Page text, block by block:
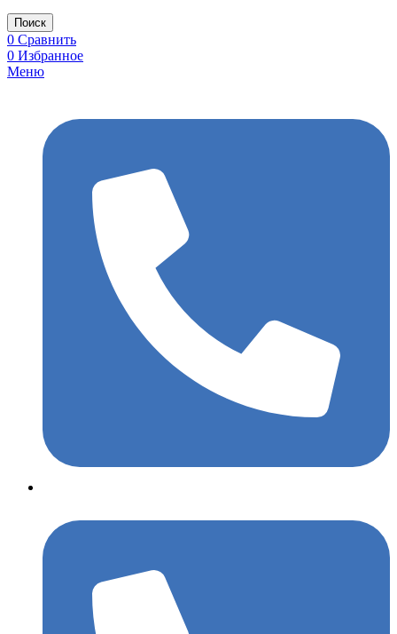
Поиск
0 Сравнить
0 Избранное
Меню